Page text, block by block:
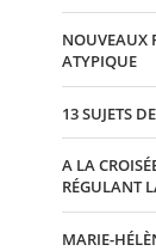
NOUVEAUX
ATYPIQUE
13 SUJETS
A LA
RÉGULANT
MARIE-